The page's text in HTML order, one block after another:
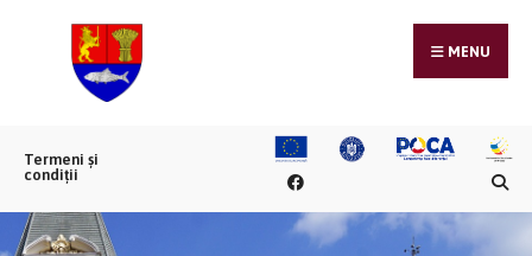
MENU
Termeni și
condiții